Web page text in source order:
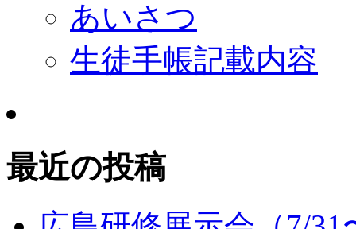
あいさつ
生徒手帳記載内容
最近の投稿